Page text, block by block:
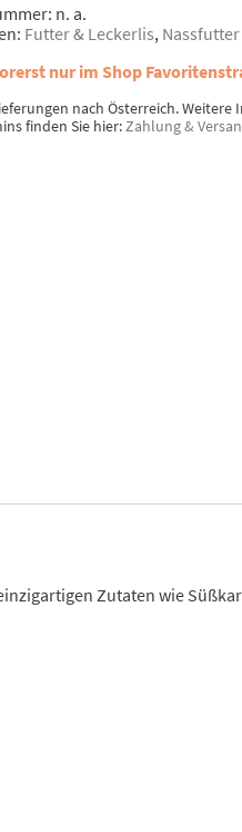
n. a.
Futter & Leckerlis, Nassfutter
nur im Shop
nach Österreich.
finden Sie hier:Zahlung &
Zutaten wie